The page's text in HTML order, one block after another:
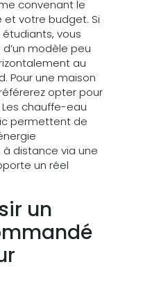
convenant le
votre budget. Si
vous
modèle peu
au
Pour une maison
opter pour
chauffe-eau
permettent de
distance via une
un réel
un